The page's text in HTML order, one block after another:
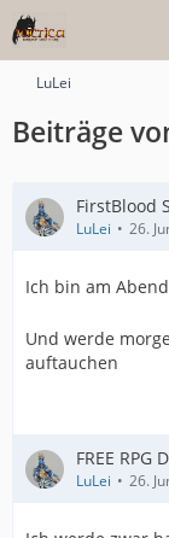
LuLei
Beiträge
FirstBlood
LuLei 26.
Ich bin am
Und werde
auftauchen
FREE RPG
LuLei 26.